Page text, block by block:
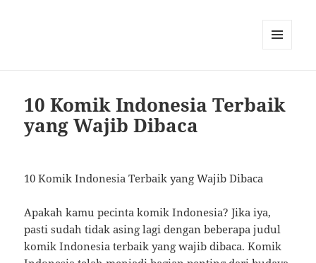
10 Komik Indonesia Terbaik
yang Wajib Dibaca
10 Komik Indonesia Terbaik yang Wajib Dibaca
Apakah kamu pecinta komik Indonesia? Jika iya,
pasti sudah tidak asing lagi dengan beberapa judul
komik Indonesia terbaik yang wajib dibaca. Komik